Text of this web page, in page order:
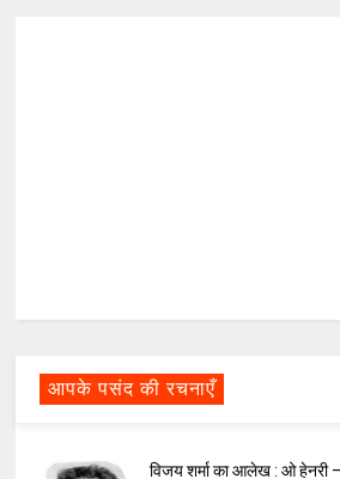
आपके पसंद की रचनाएँ
विजय शर्मा का आलेख : ओ हेनरी –